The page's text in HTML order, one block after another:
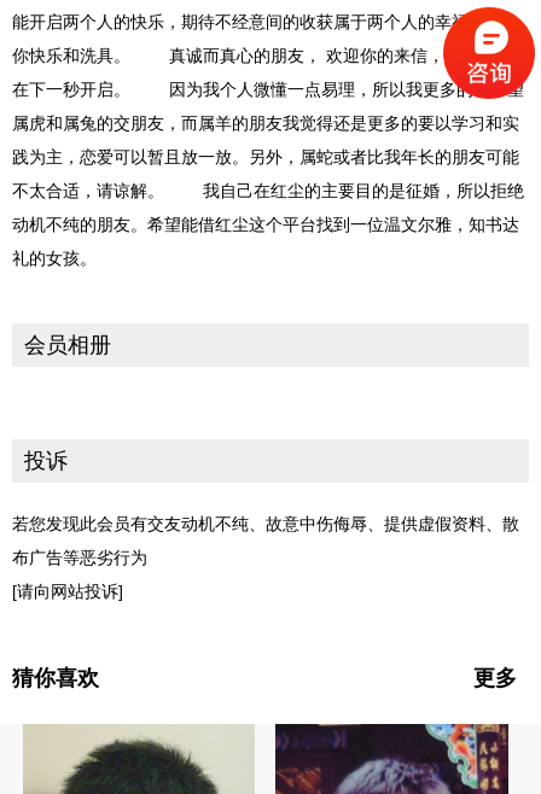
能开启两个人的快乐，期待不经意间的收获属于两个人的幸福，带给
你快乐和洗具。 真诚而真心的朋友， 欢迎你的来信，也许幸福就
在下一秒开启。 因为我个人微懂一点易理，所以我更多的和希望
属虎和属兔的交朋友，而属羊的朋友我觉得还是更多的要以学习和实
践为主，恋爱可以暂且放一放。另外，属蛇或者比我年长的朋友可能
不太合适，请谅解。 我自己在红尘的主要目的是征婚，所以拒绝
动机不纯的朋友。希望能借红尘这个平台找到一位温文尔雅，知书达
礼的女孩。
会员相册
投诉
若您发现此会员有交友动机不纯、故意中伤侮辱、提供虚假资料、散
布广告等恶劣行为
[请向网站投诉]
猜你喜欢 更多